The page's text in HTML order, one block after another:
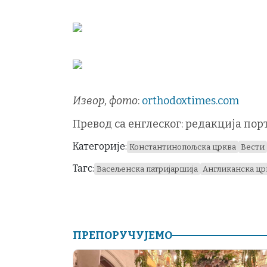
Извор, фото: orthodoxtimes.com
Превод са енглеског: редакција
Категорије: Константинопољска црква Вести
Тагс: Васељенска патријаршија Англиканска
ПРЕПОРУЧУЈЕМО